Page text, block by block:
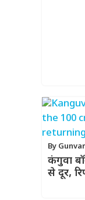
By
कंगुवा
से दूर,